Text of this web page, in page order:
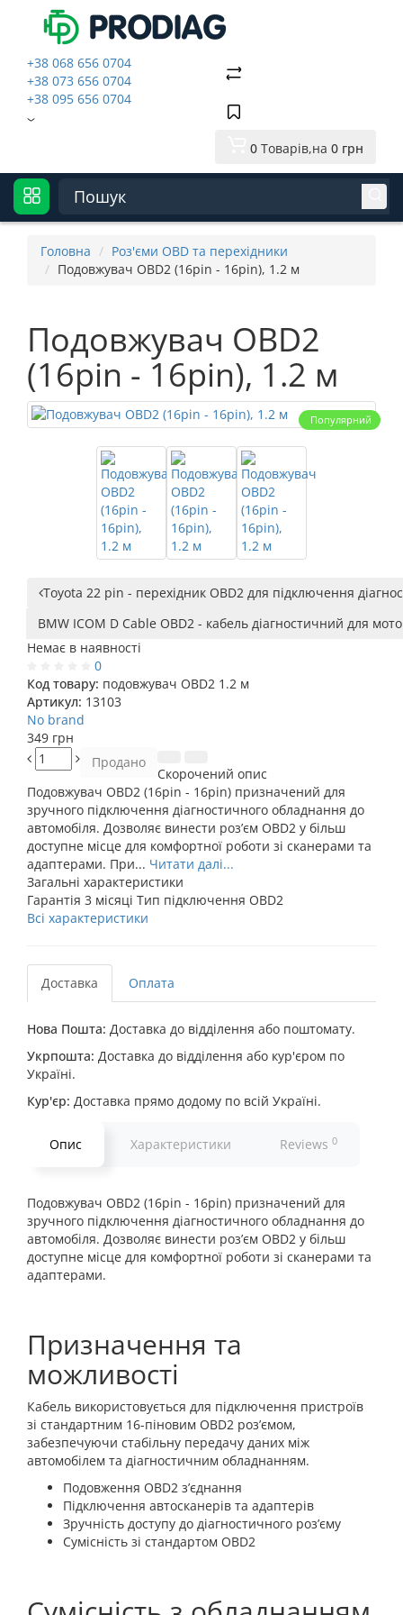
+38 068 656 0704
+38 073 656 0704
+38 095 656 0704
0 Товарів,на 0 грн
Головна
Роз'єми OBD та перехідники
Подовжувач OBD2 (16pin - 16pin), 1.2 м
Подовжувач OBD2
(16pin - 16pin), 1.2 м
Популярний
Toyota 22 pin - перехідник OBD2 для підключення
BMW ICOM D Cable OBD2 - кабель діагностичний для
Немає в наявності
0
Код товару: подовжувач OBD2 1.2 м
Артикул: 13103
No brand
349 грн
Продано
Скорочений опис
Подовжувач OBD2 (16pin - 16pin) призначений для
зручного підключення діагностичного обладнання до
автомобіля. Дозволяє винести роз’єм OBD2 у більш
доступне місце для комфортної роботи зі сканерами та
адаптерами. При... Читати далі...
Загальні характеристики
Гарантія 3 місяці Тип підключення OBD2
Всі характеристики
Доставка Оплата
Нова Пошта: Доставка до відділення або поштомату.
Укрпошта: Доставка до відділення або кур'єром по
Україні.
Кур'єр: Доставка прямо додому по всій Україні.
Опис Характеристики Reviews 0
Подовжувач OBD2 (16pin - 16pin) призначений для
зручного підключення діагностичного обладнання до
автомобіля. Дозволяє винести роз’єм OBD2 у більш
доступне місце для комфортної роботи зі сканерами та
адаптерами.
Призначення та
можливості
Кабель використовується для підключення пристроїв
зі стандартним 16-піновим OBD2 роз’ємом,
забезпечуючи стабільну передачу даних між
автомобілем та діагностичним обладнанням.
Подовження OBD2 з’єднання
Підключення автосканерів та адаптерів
Зручність доступу до діагностичного роз’єму
Сумісність зі стандартом OBD2